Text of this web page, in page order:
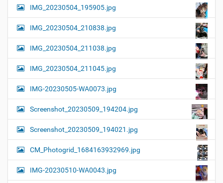
IMG_20230504_195905.jpg
IMG_20230504_210838.jpg
IMG_20230504_211038.jpg
IMG_20230504_211045.jpg
IMG-20230505-WA0073.jpg
Screenshot_20230509_194204.jpg
Screenshot_20230509_194021.jpg
CM_Photogrid_1684163932969.jpg
IMG-20230510-WA0043.jpg